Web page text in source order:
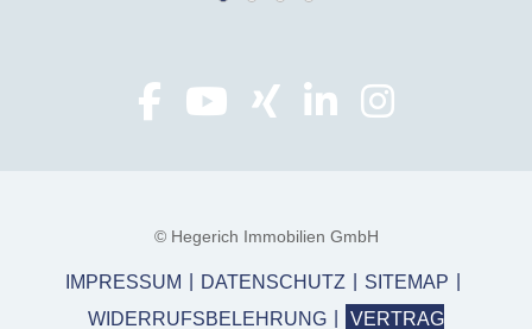
© Hegerich Immobilien GmbH
IMPRESSUM DATENSCHUTZ
SITEMAP
WIDERRUFSBELEHRUNG
VERTRAG